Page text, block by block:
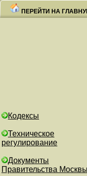
ПЕРЕЙТИ НА
Кодексы
Техническое
регулирование
Документы
Правительства Москвы